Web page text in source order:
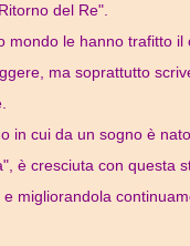
del Re".
mondo le hanno trafitto
ma soprattutto
in cui da un sogno è
è cresciuta con questa
e migliorandola